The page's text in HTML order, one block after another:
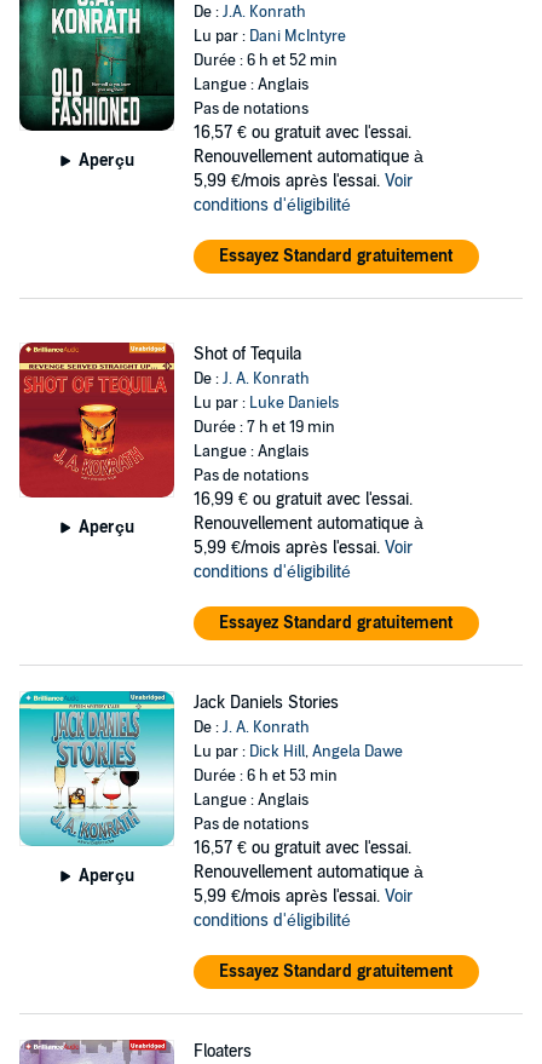
Aperçu
De :J.A. Konrath
Lu par : Dani McIntyre
Durée : 6 h et 52 min
Langue : Anglais
Pas de notations
16,57 € ou gratuit avec l'essai.
Renouvellement automatique à
5,99 €/mois après l'essai. Voir
conditions d'éligibilité
Essayez Standard gratuitement
Aperçu
Shot of Tequila
De :J. A. Konrath
Lu par : Luke Daniels
Durée : 7 h et 19 min
Langue : Anglais
Pas de notations
16,99 € ou gratuit avec l'essai.
Renouvellement automatique à
5,99 €/mois après l'essai. Voir
conditions d'éligibilité
Essayez Standard gratuitement
Aperçu
Jack Daniels Stories
De :J. A. Konrath
Lu par : Dick Hill,Angela Dawe
Durée : 6 h et 53 min
Langue : Anglais
Pas de notations
16,57 € ou gratuit avec l'essai.
Renouvellement automatique à
5,99 €/mois après l'essai. Voir
conditions d'éligibilité
Essayez Standard gratuitement
Floaters